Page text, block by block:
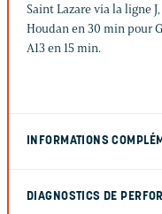
Saint Lazare via la ligne J,
Houdan en 30 min pour
A13 en 15 min.
INFORMATIONS
DIAGNOSTICS DE